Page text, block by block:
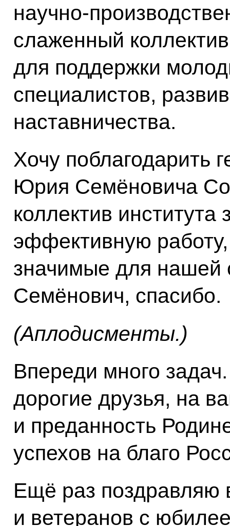
научно-
слаженный
для поддержки
специалистов,
наставничества.
Хочу поблагодарить
Юрия Семёновича
коллектив
эффективную
значимые для нашей
Семёнович, спасибо.
(Аплодисменты.)
Впереди много
дорогие друзья, на
и преданность
успехов на благо
Ещё раз поздравляю
и ветеранов с